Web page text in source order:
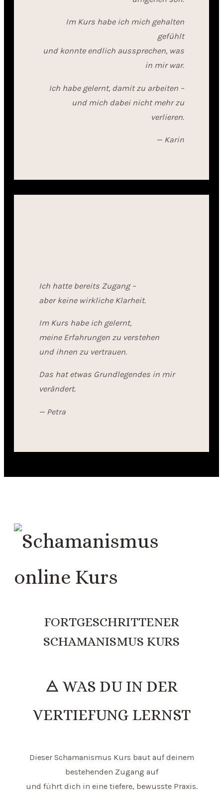
Im Kurs habe ich mich gehalten
gefühlt
und konnte endlich aussprechen, was
in mir war.
Ich habe gelernt, damit zu arbeiten –
und mich dabei nicht mehr zu
verlieren.
— Karin
Ich hatte bereits Zugang –
aber keine wirkliche Klarheit.
Im Kurs habe ich gelernt,
meine Erfahrungen zu verstehen
und ihnen zu vertrauen.
Das hat etwas Grundlegendes in mir
verändert.
— Petra
FORTGESCHRITTENER
SCHAMANISMUS KURS
🜁 WAS DU IN DER
VERTIEFUNG LERNST
Dieser Schamanismus Kurs baut auf deinem
bestehenden Zugang auf
und führt dich in eine tiefere, bewusste Praxis.